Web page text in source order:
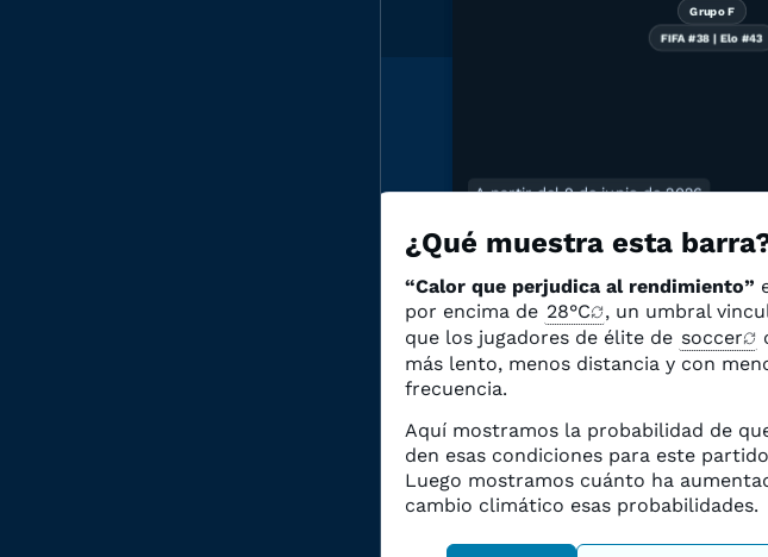
Grupo F
FIFA #38 | Elo #43
A partir del 9 de junio de 2026
3 DE 4partidos tienen
probabilidades
perjudica al
“Calor que perjudica al rendimiento” es calor por
umbral asociado con que los jugadores de élite
distancia y con menos frecuencia. Fuente:
Obtener
Japón
Grupo F
4 partidos, 3 estadios
¿Qué muestra esta
“Calor que perjudica al rendimiento”
por encima de 28°C
, un umbral
que los jugadores de élite de soccer
más lento, menos distancia y con
frecuencia.
Aquí mostramos la probabilidad de
den esas condiciones para este
Luego mostramos cuánto ha
cambio climático esas probabilidades.